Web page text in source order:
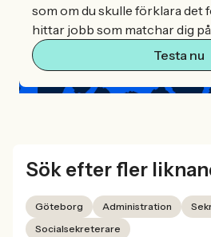
som om du skulle förklara det
hittar jobb som matchar dig
Testa nu
Sök efter fler
Göteborg Administration
Socialsekreterare